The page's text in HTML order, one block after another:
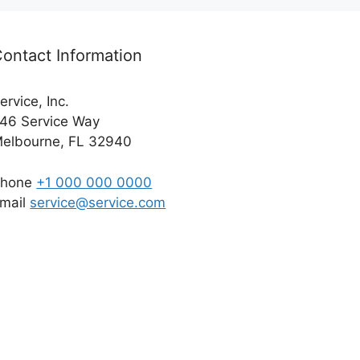
Information
Inc.
Service Way
FL 32940
+1 000 000 0000
service@service.com